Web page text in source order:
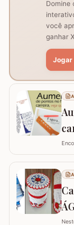
Domine
você
ganhar
Jogar
no